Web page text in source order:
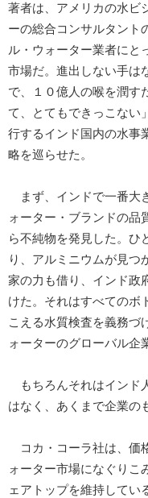
著者は、アメリカの水ビ
ーの総合コンサルタント
ル・ウォーター業者にと
市場だ。進出しない手は
で、１０億人の喉を潤す
て、とてもできっこない
行するインド国内の水事
略を巡らせた。
まず、インドで一番大
ォーター・ブランドの品
ら不純物を発見した。ひ
り、アルミニウムが見つ
家の力も借り、インド政
けた。それはすべてのボ
こえる水質検査を義務づ
ォーターのグローバル企
もちろんそれはインド
はなく、あくまで企業の
コカ・コーラ社は、価
ォーター市場になぐりこ
ェアトップを維持してい